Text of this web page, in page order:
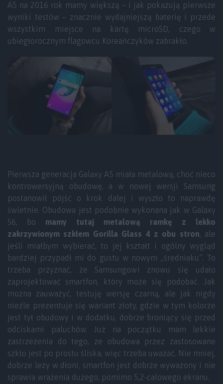
A5 na 2016 rok mamy większą – i jak pokazują pierwsze
wyniki testów – znacznie wydajniejszą baterię i przede
wszystkim miejsce na kartę microSD, czego w
ubiegłorocznym flagowcu Koreańczyków zabrakło.
Pierwsza generacja Galaxy A5 miała metalową, choć nieco
kontrowersyjną obudowę, a w nowej wersji Samsung
postanowił pójść o krok dalej i wyszło to naprawdę
świetnie. Obudowa jest podobnie wykonana jak w Galaxy
S6, bo mamy tutaj metalową ramkę z lekko
zakrzywionym szkłem Gorilla Glass 4 z obu stron, ale
jeśli miałbym wybierać, to jej kształt i ogólny wygląd
bardziej przypadł mi do gustu w nowym „średniaku”. To
trzeba przyznać, że Samsungowi znowu się udało
zaprojektować smartfon, który może się podobać. Jak
można zauważyć, testuję wersję czarną, ale jak nigdy
nieźle prezentuje się wariant złoty, gdzie w tym kolorze
jest tył obudowy i w dodatku, dobrze broniący się przed
odciskami paluchów. Już na początku mam lekkie
zastrzeżenia do tego, że obudowa przez zastosowane
szkło jest po prostu śliska, więc trzeba uważać. Nie mniej,
dobrze leży w dłoni, smartfon jest dobrze wyważony i nie
sprawia wrażenia dużego, pomimo 5,2-calowego ekranu.